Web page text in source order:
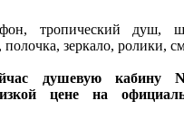
тропический душ,
зеркало, ролики,
душевую кабину
цене на